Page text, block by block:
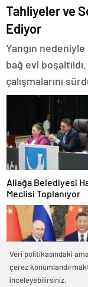
0
0
0
Tahliyeler ve
Ediyor
Yangın nedeniyle
bağ evi
çalışmalarını
Aliağa Belediyesi
Meclisi Toplanıyor
Veri politikasındaki
çerez
inceleyebilirsiniz.